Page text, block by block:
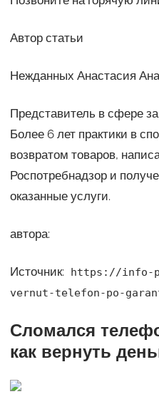
Автор статьи
Нежданных Анастасия
Представитель в сфере
Более 6 лет практики в
возвратом товаров,
Роспотребнадзор и
оказанные услуги.
автора:
Источник:
https://info-
vernut-telefon-po-
Сломался
как вернуть